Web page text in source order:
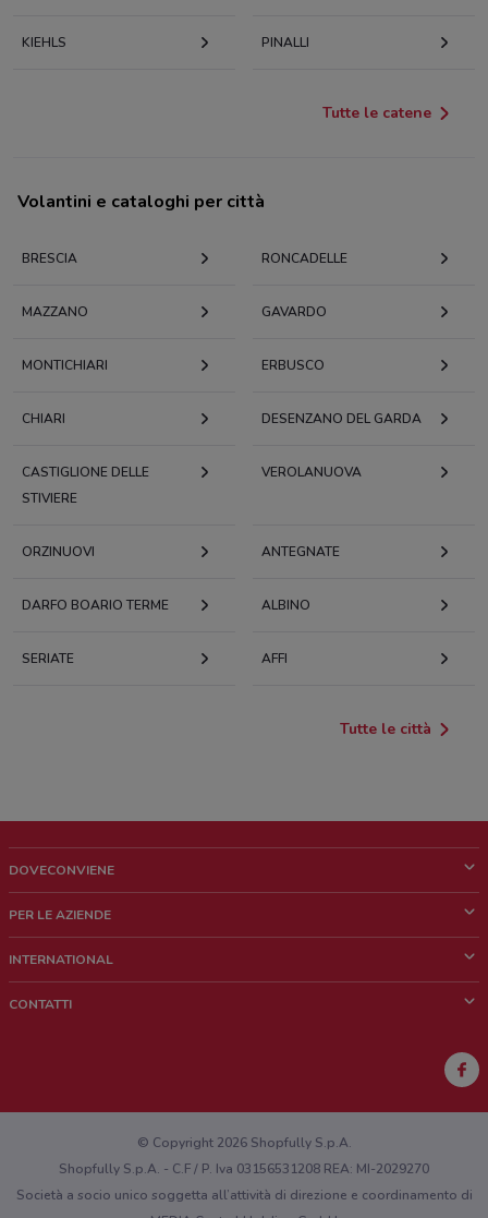
KIEHLS PINALLI
Tutte le catene
Volantini e cataloghi per città
BRESCIA RONCADELLE
MAZZANO GAVARDO
MONTICHIARI ERBUSCO
CHIARI DESENZANO DEL GARDA
CASTIGLIONE DELLE
STIVIERE
VEROLANUOVA
ORZINUOVI ANTEGNATE
DARFO BOARIO TERME ALBINO
SERIATE AFFI
Tutte le città
DOVECONVIENE
Chi siamo
Lavora con noi
PER LE AZIENDE
Richieste commerciali e marketing
INTERNATIONAL
CONTATTI
Hai un malfunzionamento sul web o sull'app?
© Copyright 2026 Shopfully S.p.A.
Shopfully S.p.A. - C.F / P. Iva 03156531208 REA: MI-2029270
Società a socio unico soggetta all’attività di direzione e coordinamento di